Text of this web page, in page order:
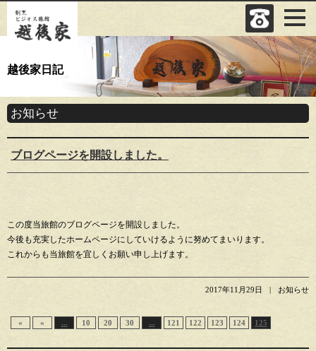
越後家日記
お知らせ
ブログページを開設しました。
この度当旅館のブログページを開設しました。
今後も充実したホームページにしていけるように努めてまいります。
これからも当旅館を宜しくお願い申し上げます。
2017年11月29日 お知らせ
« « ... 10 20 30 ... 121 122 123 124 125